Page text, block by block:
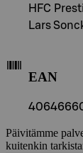
HFC
Lars
EAN
Päivitämme
kuitenkin